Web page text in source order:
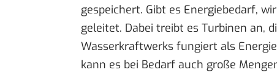
gespeichert. Gibt es Energiebedarf,
geleitet. Dabei treibt es Turbinen an,
Wasserkraftwerks fungiert als
kann es bei Bedarf auch große